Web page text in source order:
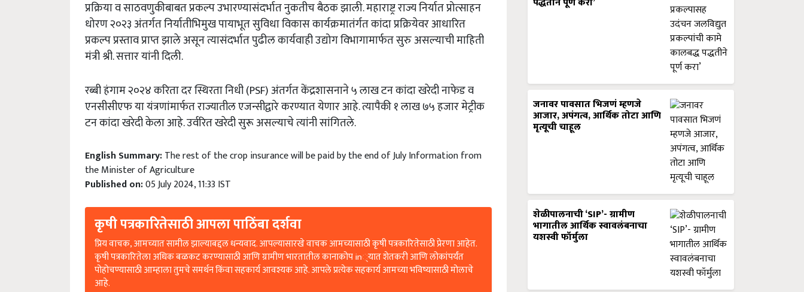
प्रक्रिया व साठवणुकीबाबत प्रकल्प उभारण्यासंदर्भात नुकतीच बैठक झाली. महाराष्ट्र राज्य निर्यात प्रोत्साहन
धोरण २०२३ अंतर्गत निर्यातीभिमुख पायाभूत सुविधा विकास कार्यक्रमातंर्गत कांदा प्रक्रियेवर आधारित
प्रकल्प प्रस्ताव प्राप्त झाले असून त्यासंदर्भात पुढील कार्यवाही उद्योग विभागामार्फत सुरु असल्याची माहिती
मंत्री श्री. सत्तार यांनी दिली.
रब्बी हंगाम २०२४ करिता दर स्थिरता निधी (PSF) अंतर्गत केंद्रशासनाने ५ लाख टन कांदा खरेदी नाफेड व
एनसीसीएफ या यंत्रणांमार्फत राज्यातील एजन्सीद्वारे करण्यात येणार आहे. त्यापैकी १ लाख ७५ हजार मेट्रीक
टन कांदा खरेदी केला आहे. उर्वरित खरेदी सुरू असल्याचे त्यांनी सांगितले.
English Summary:The rest of the crop insurance will be paid by the end of July Information from
the Minister of Agriculture
Published on:05 July 2024, 11:33 IST
कृषी पत्रकारितेसाठी आपला पाठिंबा दर्शवा
प्रिय वाचक, आमच्यात सामील झाल्याबद्दल धन्यवाद. आपल्यासारखे वाचक आमच्यासाठी कृषी पत्रकारितेसाठी प्रेरणा आहेत.
कृषी पत्रकारितेला अधिक बळकट करण्यासाठी आणि ग्रामीण भारतातील कानाकोप in्यात शेतकरी आणि लोकांपर्यंत
पोहोचण्यासाठी आम्हाला तुमचे समर्थन किंवा सहकार्य आवश्यक आहे. आपले प्रत्येक सहकार्य आमच्या भविष्यासाठी मोलाचे
आहे.
जनावर पावसात भिजणं म्हणजे
आजार, अपंगत्व, आर्थिक तोटा आणि
मृत्यूची चाहूल
शेळीपालनाची ‘SIP’- ग्रामीण
भागातील आर्थिक स्वावलंबनाचा
यशस्वी फॉर्मुला